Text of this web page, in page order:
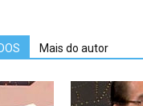
Mais do autor